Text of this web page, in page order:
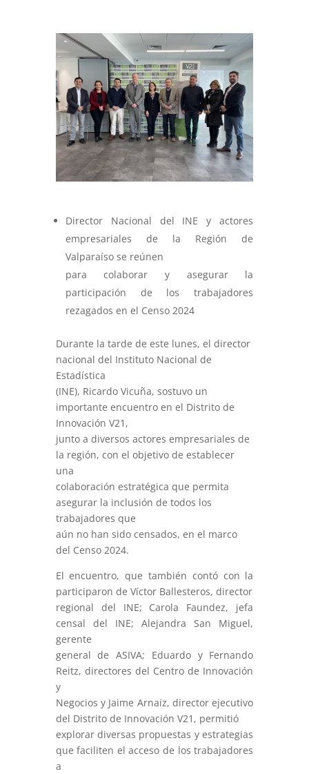
Director Nacional del INE y actores
empresariales de la Región de
Valparaíso se reúnen
para colaborar y asegurar la
participación de los trabajadores
rezagados en el Censo 2024
Durante la tarde de este lunes, el director
nacional del Instituto Nacional de
Estadística
(INE), Ricardo Vicuña, sostuvo un
importante encuentro en el Distrito de
Innovación V21,
junto a diversos actores empresariales de
la región, con el objetivo de establecer
una
colaboración estratégica que permita
asegurar la inclusión de todos los
trabajadores que
aún no han sido censados, en el marco
del Censo 2024.
El encuentro, que también contó con la
participaron de Víctor Ballesteros, director
regional del INE; Carola Faundez, jefa
censal del INE; Alejandra San Miguel,
gerente
general de ASIVA; Eduardo y Fernando
Reitz, directores del Centro de Innovación
y
Negocios y Jaime Arnaiz, director ejecutivo
del Distrito de Innovación V21, permitió
explorar diversas propuestas y estrategias
que faciliten el acceso de los trabajadores
a